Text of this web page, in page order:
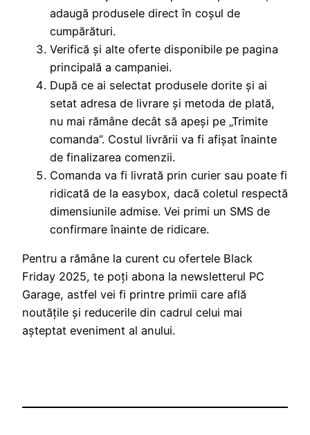
adaugă produsele direct în coșul de
cumpărături.
Verifică și alte oferte disponibile pe pagina
principală a campaniei.
După ce ai selectat produsele dorite și ai
setat adresa de livrare și metoda de plată,
nu mai rămâne decât să apeși pe „Trimite
comanda”. Costul livrării va fi afișat înainte
de finalizarea comenzii.
Comanda va fi livrată prin curier sau poate fi
ridicată de la easybox, dacă coletul respectă
dimensiunile admise. Vei primi un SMS de
confirmare înainte de ridicare.
Pentru a rămâne la curent cu ofertele Black
Friday 2025, te poți abona la newsletterul PC
Garage, astfel vei fi printre primii care află
noutățile și reducerile din cadrul celui mai
așteptat eveniment al anului.